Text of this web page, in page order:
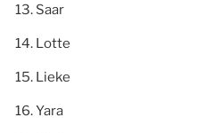
Saar
Lotte
Lieke
Yara